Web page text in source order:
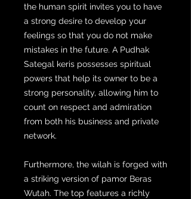
the human spirit invites you to have
a strong desire to develop your
feelings so that you do not make
mistakes in the future. A Pudhak
Sategal keris possesses spiritual
powers that help its owner to be a
strong personality, allowing him to
count on respect and admiration
from both his business and private
network.
Furthermore, the wilah is forged with
a striking version of pamor Beras
Wutah. The top features a richly